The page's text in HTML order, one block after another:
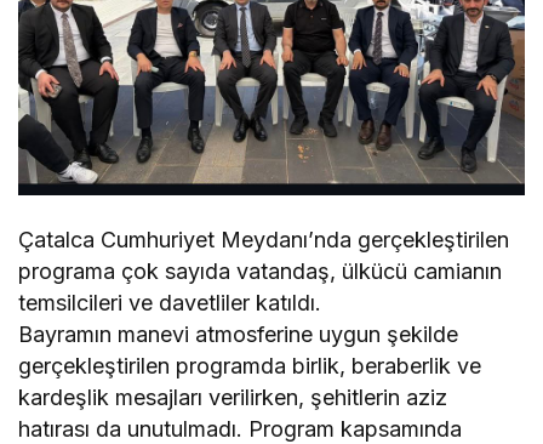
Çatalca Cumhuriyet Meydanı’nda gerçekleştirilen
programa çok sayıda vatandaş, ülkücü camianın
temsilcileri ve davetliler katıldı.
Bayramın manevi atmosferine uygun şekilde
gerçekleştirilen programda birlik, beraberlik ve
kardeşlik mesajları verilirken, şehitlerin aziz
hatırası da unutulmadı. Program kapsamında